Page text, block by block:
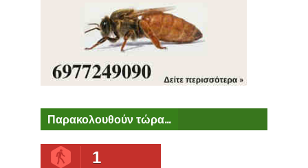
Παρακολουθούν τώρα...
1